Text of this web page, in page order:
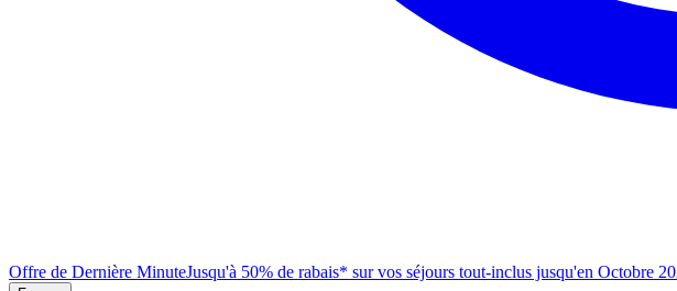
Offre de Dernière MinuteJusqu'à 50% de rabais* sur vos séjours tout-inclus jusqu'en Octobre